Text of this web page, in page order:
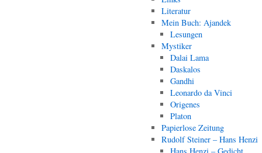
Literatur
Mein Buch: Ajandek
Lesungen
Mystiker
Dalai Lama
Daskalos
Gandhi
Leonardo da Vinci
Origenes
Platon
Papierlose Zeitung
Rudolf Steiner – Hans Henzi